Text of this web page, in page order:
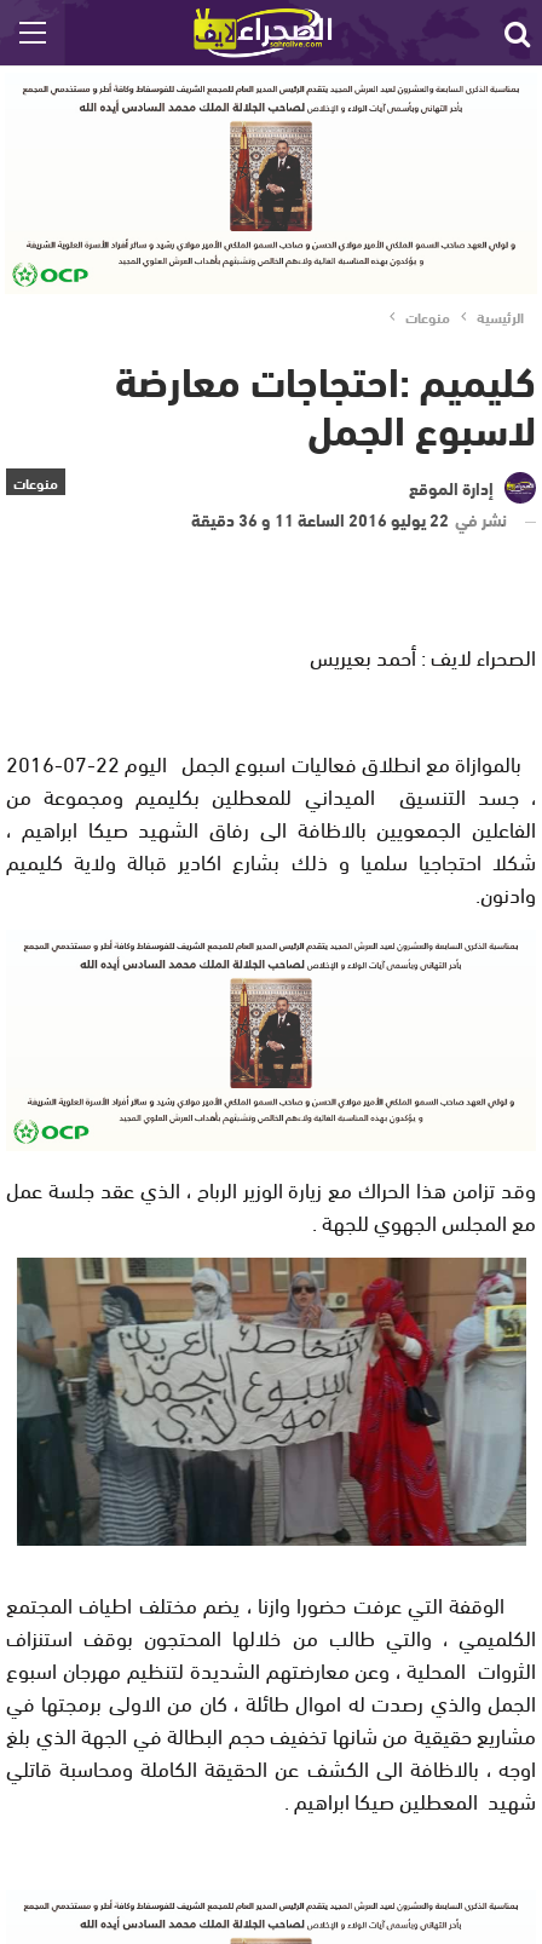
الرئيسية منوعات
كليميم :احتجاجات معارضة
لاسبوع الجمل
منوعات
إدارة الموقع
نشر في 22 يوليو 2016 الساعة 11 و 36 دقيقة
الصحراء لايف : أحمد بعيريس
بالموازاة مع انطلاق فعاليات اسبوع الجمل اليوم 22-07-2016
، جسد التنسيق الميداني للمعطلين بكليميم ومجموعة من
الفاعلين الجمعويين بالاظافة الى رفاق الشهيد صيكا ابراهيم ،
شكلا احتجاجيا سلميا و ذلك بشارع اكادير قبالة ولاية كليميم
وادنون.
وقد تزامن هذا الحراك مع زيارة الوزير الرباح ، الذي عقد جلسة عمل
مع المجلس الجهوي للجهة .
الوقفة التي عرفت حضورا وازنا ، يضم مختلف اطياف المجتمع
الكلميمي ، والتي طالب من خلالها المحتجون بوقف استنزاف
الثروات المحلية ، وعن معارضتهم الشديدة لتنظيم مهرجان اسبوع
الجمل والذي رصدت له اموال طائلة ، كان من الاولى برمجتها في
مشاريع حقيقية من شانها تخفيف حجم البطالة في الجهة الذي بلغ
اوجه ، بالاظافة الى الكشف عن الحقيقة الكاملة ومحاسبة قاتلي
شهيد المعطلين صيكا ابراهيم .